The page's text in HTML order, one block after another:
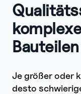
Bauteilen
Je größer oder
desto